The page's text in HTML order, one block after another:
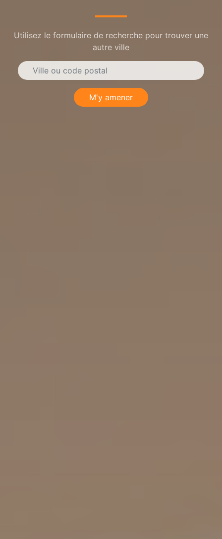
Utilisez le formulaire de recherche pour trouver une
autre ville
M'y amener